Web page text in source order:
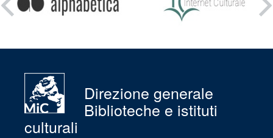
Direzione generale
Biblioteche e istituti
culturali